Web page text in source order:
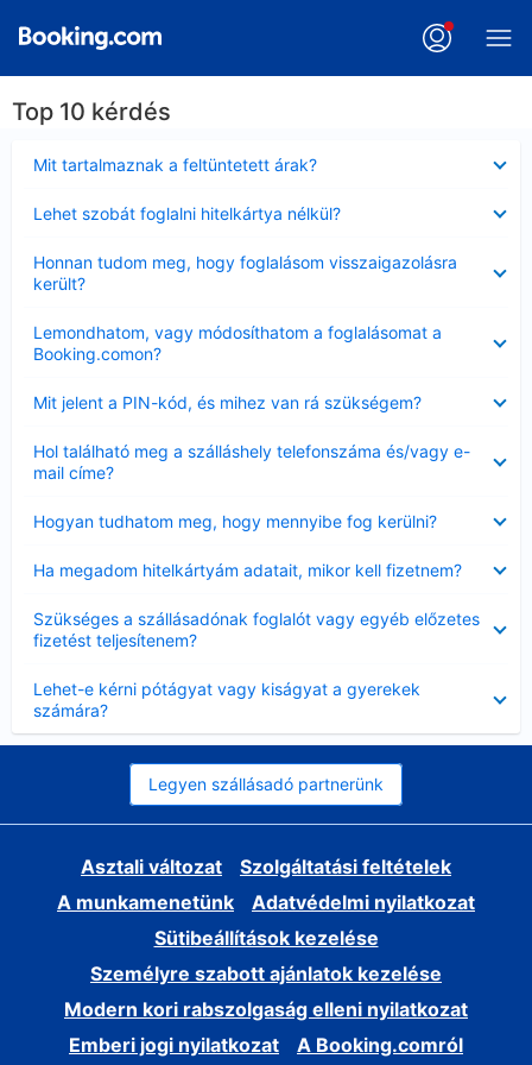
Top 10 kérdés
Mit tartalmaznak a feltüntetett árak?
Lehet szobát foglalni hitelkártya nélkül?
Honnan tudom meg, hogy foglalásom visszaigazolásra
került?
Lemondhatom, vagy módosíthatom a foglalásomat a
Booking.comon?
Mit jelent a PIN-kód, és mihez van rá szükségem?
Hol található meg a szálláshely telefonszáma és/vagy e-
mail címe?
Hogyan tudhatom meg, hogy mennyibe fog kerülni?
Ha megadom hitelkártyám adatait, mikor kell fizetnem?
Szükséges a szállásadónak foglalót vagy egyéb előzetes
fizetést teljesítenem?
Lehet-e kérni pótágyat vagy kiságyat a gyerekek
számára?
Legyen szállásadó partnerünk
Asztali változat
Szolgáltatási feltételek
A munkamenetünk
Adatvédelmi nyilatkozat
Sütibeállítások kezelése
Személyre szabott ajánlatok kezelése
Modern kori rabszolgaság elleni nyilatkozat
Emberi jogi nyilatkozat
A Booking.comról